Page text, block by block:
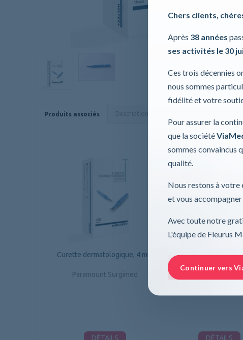
Chers clients,
Après 38 années
ses activités le 30
Ces trois décennies
nous sommes
fidélité et votre
Pour assurer la
que la société
sommes convaincus
qualité.
Nous restons à votre
et vous
Avec toute notre
L'équipe de Fleurus
Continuer vers
Produits associés
Curette dermatologique, 4 mm
Paramount Surgimed
DÉTAILS
Curette
DÉTAILS